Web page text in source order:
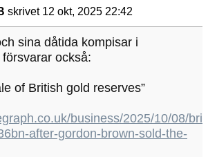
skrivet 12 okt, 2025 22:42
sina dåtida kompisar i
också:
of British gold reserves”
business/2025/10/08/
after-gordon-brown-sold-the-